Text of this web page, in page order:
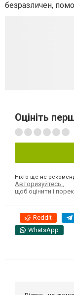
безразличен,
Оцініть
Ніхто ще не
Авторизуйтесь
щоб оцінити і
Reddit
WhatsApp